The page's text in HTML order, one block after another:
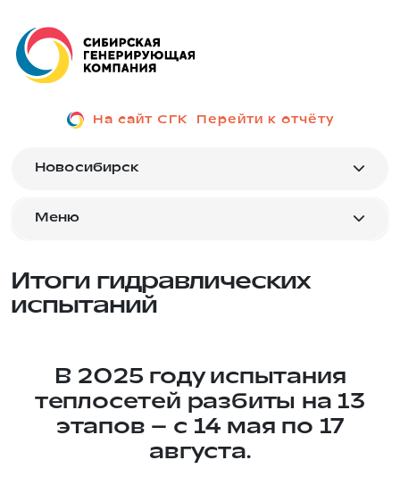
На сайт СГК Перейти к отчёту
Новосибирск
Меню
Итоги гидравлических
испытаний
В 2025 году испытания
теплосетей разбиты на 13
этапов – c 14 мая по 17
августа.